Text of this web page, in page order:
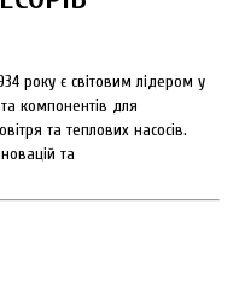
року є світовим лідером у
компонентів для
та теплових насосів.
та